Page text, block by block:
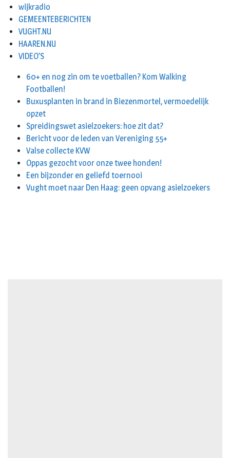
wijkradio
GEMEENTEBERICHTEN
VUGHT.NU
HAAREN.NU
VIDEO’S
60+ en nog zin om te voetballen? Kom Walking
Footballen!
Buxusplanten in brand in Biezenmortel, vermoedelijk
opzet
Spreidingswet asielzoekers: hoe zit dat?
Bericht voor de leden van Vereniging 55+
Valse collecte KVW
Oppas gezocht voor onze twee honden!
Een bijzonder en geliefd toernooi
Vught moet naar Den Haag: geen opvang asielzoekers